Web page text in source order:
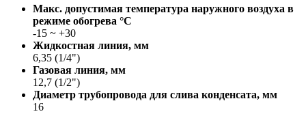
Макс. допустимая температура наружного воздуха в
режиме обогрева °С
-15 ~ +30
Жидкостная линия, мм
6,35 (1/4")
Газовая линия, мм
12,7 (1/2")
Диаметр трубопровода для слива конденсата, мм
16